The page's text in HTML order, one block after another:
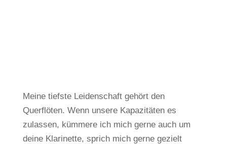
Meine tiefste Leidenschaft gehört den
Querflöten. Wenn unsere Kapazitäten es
zulassen, kümmere ich mich gerne auch um
deine Klarinette, sprich mich gerne gezielt